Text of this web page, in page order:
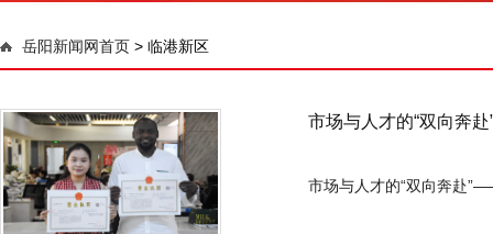
岳阳新闻网首页 > 临港新区
市场与人才的“双向奔
市场与人才的“双向奔赴